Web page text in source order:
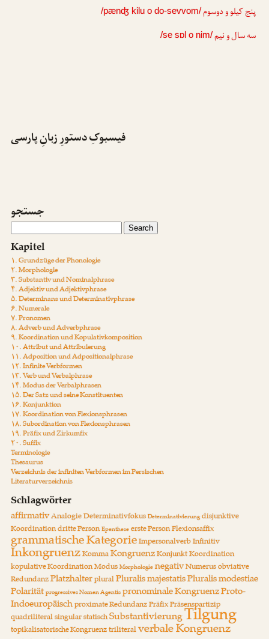
پنج کیلو و دو‌سوم/pænʤ kilu o do-sevvom/
سه سال و نیم/se sɒl o nim/
فیسبوکِ دستورِ زبانِ پارسی
جستجو
Kapitel
۱. Grundzüge der Phonologie
۲. Morphologie
۳. Substantiv und Nominalphrase
۴. Adjektiv und Adjektivphrase
۵. Determinans und Determinativphrase
۶. Numerale
۷. Pronomen
۸. Adverb und Adverbphrase
۹. Koordination und Kopulativkomposition
۱۰. Attribut und Attribuierung
۱۱. Adposition und Adpositionalphrase
۱۲. Infinite Verbformen
۱۳. Verb und Verbalphrase
۱۴. Modus der Verbalphrasen
۱۵. Der Satz und seine Konstituenten
۱۶. Konjunktion
۱۷. Koordination von Flexionsphrasen
۱۸. Subordination von Flexionsphrasen
۱۹. Präfix und Zirkumfix
۲۰. Suffix
Terminologie
Thesaurus
Verzeichnis der infiniten Verbformen im Persischen
Literaturverzeichnis
Schlagwörter
affirmativAnalogieDeterminativfokusDeterminativierungdisjunktive
Koordinationdritte PersonEpentheseerste PersonFlexionsaffix
grammatische KategorieImpersonalverbInfinitiv
InkongruenzKommaKongruenzKonjunktKoordination
kopulative KoordinationModusMorphologienegativNumerusobviative
RedundanzPlatzhalterpluralPluralis majestatisPluralis modestiae
Polaritätprogressives Nomen Agentispronominale KongruenzProto-
Indoeuropäischproximate RedundanzPräfixPräsenspartizip
quadriliteralsingularstatischSubstantivierungTilgung
topikalisatorische Kongruenztriliteralverbale Kongruenz